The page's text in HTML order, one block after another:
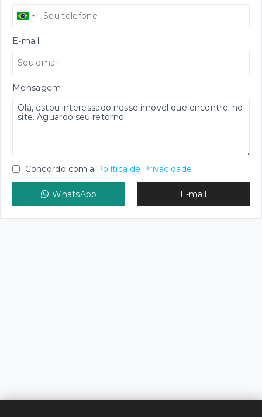
E-mail
Mensagem
Concordo com a Política de Privacidade
WhatsApp E-mail